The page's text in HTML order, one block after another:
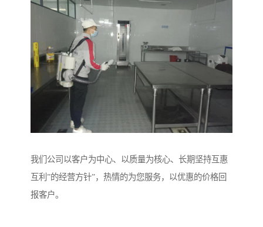
我们公司以客户为中心、以质量为核心、长期坚持互惠
互利”的经营方针”，热情的为您服务，以优惠的价格回
报客户。